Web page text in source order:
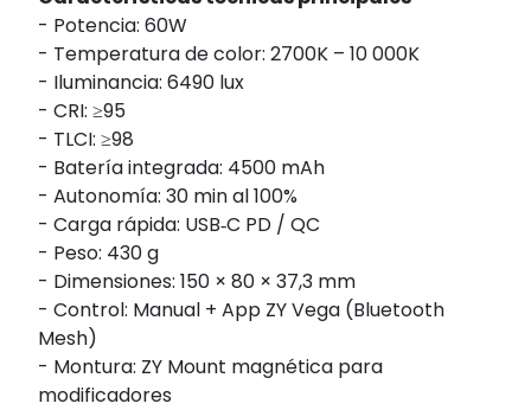
- Potencia: 60W
- Temperatura de color: 2700K – 10 000K
- Iluminancia: 6490 lux
- CRI: ≥95
- TLCI: ≥98
- Batería integrada: 4500 mAh
- Autonomía: 30 min al 100%
- Carga rápida: USB‑C PD / QC
- Peso: 430 g
- Dimensiones: 150 × 80 × 37,3 mm
- Control: Manual + App ZY Vega (Bluetooth
Mesh)
- Montura: ZY Mount magnética para
modificadores